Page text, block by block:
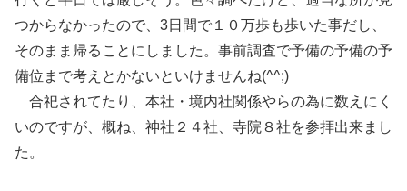
つからなかったので、3日間で１０万歩も歩いた事だし、
そのまま帰ることにしました。事前調査で予備の予備の予
備位まで考えとかないといけませんね(^^;)
合祀されてたり、本社・境内社関係やらの為に数えにく
いのですが、概ね、神社２４社、寺院８社を参拝出来まし
た。